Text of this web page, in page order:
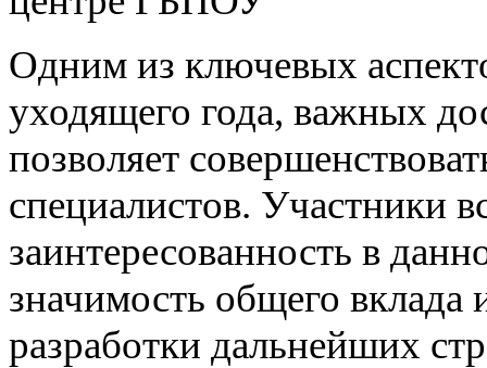
Одним из ключевых
уходящего года, важных
позволяет
специалистов. Участники
заинтересованность в
значимость общего вклада
разработки дальнейших